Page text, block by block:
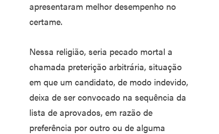
apresentaram melhor desempenho no
certame.
Nessa religião, seria pecado mortal a
chamada preterição arbitrária, situação
em que um candidato, de modo indevido,
deixa de ser convocado na sequência da
lista de aprovados, em razão de
preferência por outro ou de alguma